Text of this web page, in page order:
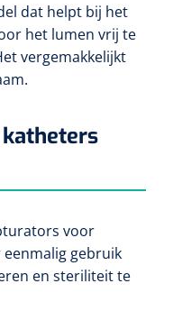
dat helpt bij het
het lumen vrij te
vergemakkelijkt
voor
gebruik
en steriliteit te